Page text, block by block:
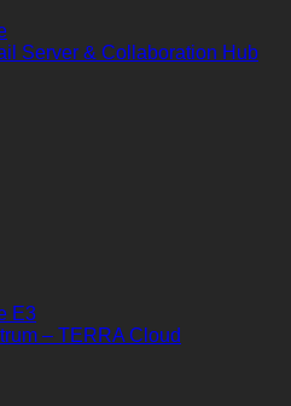
Server & Collaboration Hub
E3
– TERRA Cloud